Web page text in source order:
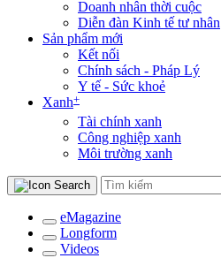
Doanh nhân thời cuộc
Diễn đàn Kinh tế tư nhân
Sản phẩm mới
Kết nối
Chính sách - Pháp Lý
Y tế - Sức khoẻ
Xanh+
Tài chính xanh
Công nghiệp xanh
Môi trường xanh
eMagazine
Longform
Videos